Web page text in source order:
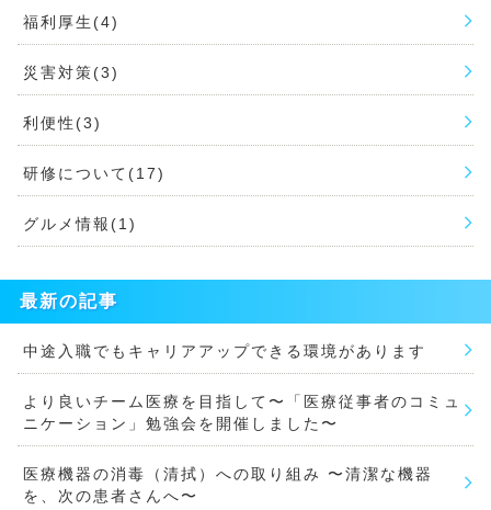
福利厚生(4)
災害対策(3)
利便性(3)
研修について(17)
グルメ情報(1)
最新の記事
中途入職でもキャリアアップできる環境があります
より良いチーム医療を目指して〜「医療従事者のコミュ
ニケーション」勉強会を開催しました〜
医療機器の消毒（清拭）への取り組み 〜清潔な機器
を、次の患者さんへ〜